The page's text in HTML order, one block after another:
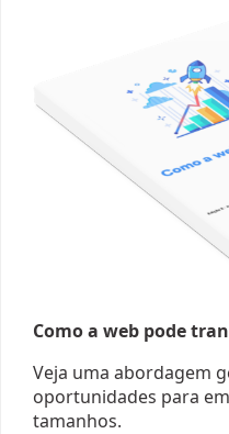
Como a web pode
Veja uma abordagem
oportunidades para
tamanhos.